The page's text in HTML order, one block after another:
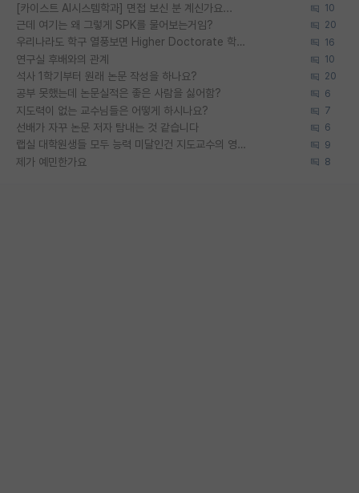
[카이스트 AI시스템학과] 면접 보신 분 계신가요... 10
근데 여기는 왜 그렇게 SPK를 물어보는거임? 20
우리나라도 학구 열풍보면 Higher Doctorate 학위가 필요하다고 봅니다. 16
연구실 후배와의 관계 10
석사 1학기부터 원래 논문 작성을 하나요? 20
공부 못했는데 논문실적은 좋은 사람을 싫어함? 6
지도력이 없는 교수님들은 어떻게 하시나요? 7
선배가 자꾸 논문 저자 탐내는 것 같습니다 6
랩실 대학원생들 모두 능력 미달인건 지도교수의 영향 아닌가? 9
제가 예민한가요 8